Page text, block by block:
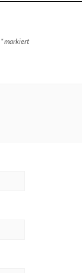
*markiert